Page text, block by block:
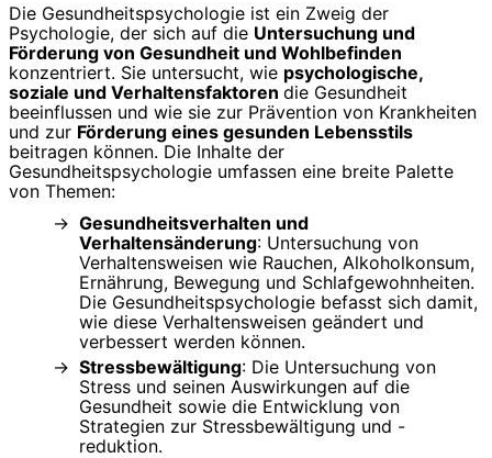
Die Gesundheitspsychologie ist ein Zweig der
Psychologie, der sich auf die Untersuchung und
Förderung von Gesundheit und Wohlbefinden
konzentriert. Sie untersucht, wie psychologische,
soziale und Verhaltensfaktoren die Gesundheit
beeinflussen und wie sie zur Prävention von Krankheiten
und zur Förderung eines gesunden Lebensstils
beitragen können. Die Inhalte der
Gesundheitspsychologie umfassen eine breite Palette
von Themen:
Gesundheitsverhalten und
Verhaltensänderung: Untersuchung von
Verhaltensweisen wie Rauchen, Alkoholkonsum,
Ernährung, Bewegung und Schlafgewohnheiten.
Die Gesundheitspsychologie befasst sich damit,
wie diese Verhaltensweisen geändert und
verbessert werden können.
Stressbewältigung: Die Untersuchung von
Stress und seinen Auswirkungen auf die
Gesundheit sowie die Entwicklung von
Strategien zur Stressbewältigung und -
reduktion.